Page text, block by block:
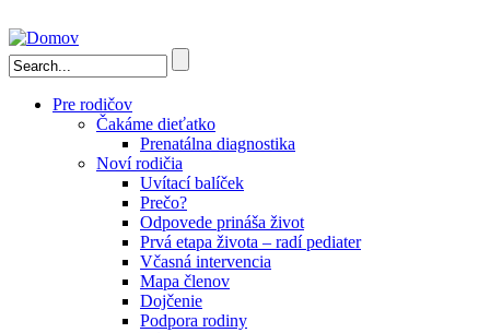
Vyhľadávanie
Pre rodičov
Čakáme dieťatko
Prenatálna diagnostika
Noví rodičia
Uvítací balíček
Prečo?
Odpovede prináša život
Prvá etapa života – radí pediater
Včasná intervencia
Mapa členov
Dojčenie
Podpora rodiny